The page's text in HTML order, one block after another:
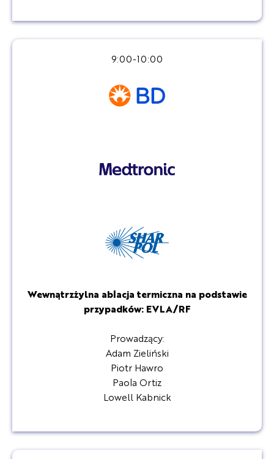
9:00-10:00
Wewnątrzżylna ablacja termiczna na podstawie
przypadków: EVLA/RF
Prowadzący:
Adam Zieliński
Piotr Hawro
Paola Ortiz
Lowell Kabnick